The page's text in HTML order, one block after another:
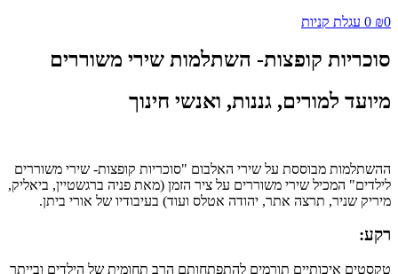
₪
0 עגלת קניות
קופצות- השתלמות שירי משוררים
למורים, גננות, ואנשי חינוך
מבוססת על שירי האלבום "סוכריות קופצות- שירי משוררים
המכיל שירי משוררים על ציר הזמן (מאת פניה ברגשטיין, ביאליק,
שניר, תרצה אתר, יהודה אטלס ועוד) בעיבודיו של אורי ביתן.
איכותיים תורמים להתפתחותם הרב תחומית של הילדים ובייתר